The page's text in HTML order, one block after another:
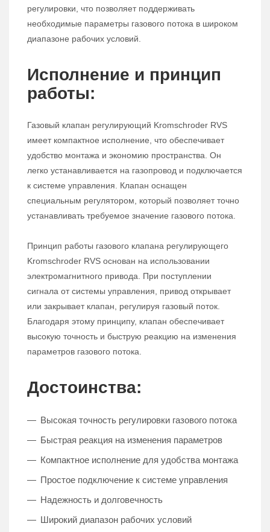
регулировки, что позволяет поддерживать
необходимые параметры газового потока в широком
диапазоне рабочих условий.
Исполнение и принцип
работы:
Газовый клапан регулирующий Kromschroder RVS
имеет компактное исполнение, что обеспечивает
удобство монтажа и экономию пространства. Он
легко устанавливается на газопровод и подключается
к системе управления. Клапан оснащен
специальным регулятором, который позволяет точно
устанавливать требуемое значение газового потока.
Принцип работы газового клапана регулирующего
Kromschroder RVS основан на использовании
электромагнитного привода. При поступлении
сигнала от системы управления, привод открывает
или закрывает клапан, регулируя газовый поток.
Благодаря этому принципу, клапан обеспечивает
высокую точность и быструю реакцию на изменения
параметров газового потока.
Достоинства:
Высокая точность регулировки газового потока
Быстрая реакция на изменения параметров
Компактное исполнение для удобства монтажа
Простое подключение к системе управления
Надежность и долговечность
Широкий диапазон рабочих условий